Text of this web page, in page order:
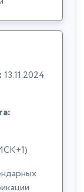
13.11.2024